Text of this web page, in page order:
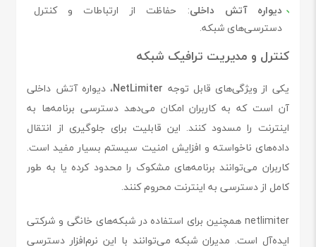
دیواره آتش داخلی: حفاظت از ارتباطات و کنترل
دسترسی‌های شبکه.
کنترل و مدیریت ترافیک شبکه
یکی از ویژگی‌های قابل توجه NetLimiter، دیواره آتش داخلی
آن است که به کاربران امکان می‌دهد دسترسی برنامه‌ها به
اینترنت را مسدود کنند. این قابلیت برای جلوگیری از انتقال
داده‌های ناخواسته و افزایش امنیت سیستم بسیار مفید است.
کاربران می‌توانند برنامه‌های مشکوک را محدود کرده یا به طور
کامل از دسترسی به اینترنت محروم کنند.
netlimiter همچنین برای استفاده در شبکه‌های خانگی و شرکتی
ایده‌آل است. مدیران شبکه می‌توانند با این نرم‌افزار دسترسی